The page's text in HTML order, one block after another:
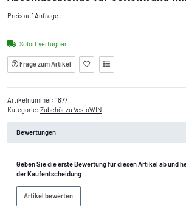
Preis auf Anfrage
Sofort verfügbar
Frage zum Artikel
Artikelnummer: 1877
Kategorie: Zubehör zu VestoWIN
Bewertungen
Geben Sie die erste Bewertung für diesen Artikel ab und
der Kaufentscheidung
Artikel bewerten